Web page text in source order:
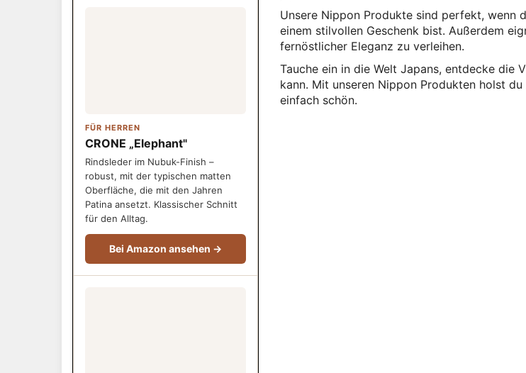
Unsere Nippon Produkte sind perfekt, wenn
einem stilvollen Geschenk bist. Außerdem
fernöstlicher Eleganz zu verleihen.
Tauche ein in die Welt Japans, entdecke die
kann. Mit unseren Nippon Produkten holst
einfach schön.
FÜR HERREN
CRONE „Elephant"
Rindsleder im Nubuk-Finish –
robust, mit der typischen matten
Oberfläche, die mit den Jahren
Patina ansetzt. Klassischer Schnitt
für den Alltag.
Bei Amazon ansehen →